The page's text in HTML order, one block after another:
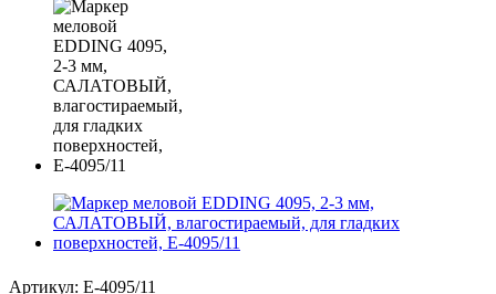
Артикул: E-4095/11